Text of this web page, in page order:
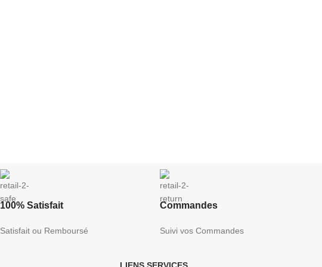
100% Satisfait
Satisfait ou Remboursé
Commandes
Suivi vos Commandes